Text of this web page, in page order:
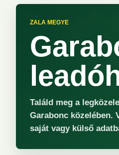
ZALA MEGYE
Találd meg a
Garabonc közelében.
saját vagy külső